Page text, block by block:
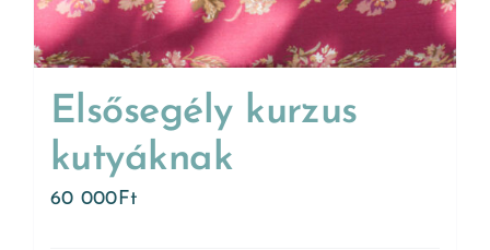
Elsősegély kurzus
kutyáknak
60 000 Ft